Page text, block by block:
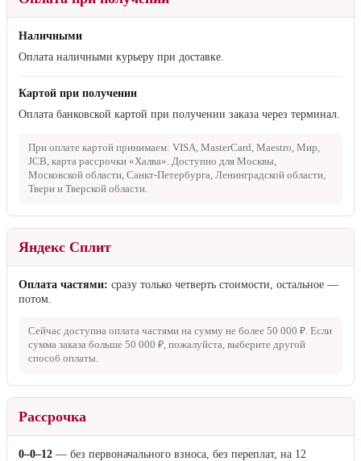
Наличными
Оплата наличными курьеру при доставке.
Картой при получении
Оплата банковской картой при получении заказа через терминал.
При оплате картой принимаем: VISA, MasterCard, Maestro, Мир,
JCB, карта рассрочки «Халва». Доступно для Москвы,
Московской области, Санкт-Петербурга, Ленинградской области,
Твери и Тверской области.
Яндекс Сплит
Оплата частями: сразу только четверть стоимости, остальное —
потом.
Сейчас доступна оплата частями на сумму не более 50 000 ₽ . Если
сумма заказа больше 50 000 ₽ , пожалуйста, выберите другой
способ оплаты.
Рассрочка
0–0–12 — без первоначального взноса, без переплат, на 12